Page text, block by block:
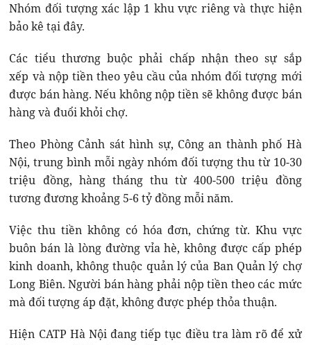
Nhóm đối tượng xác lập 1 khu vực riêng và thực hiện
bảo kê tại đây.
Các tiểu thương buộc phải chấp nhận theo sự sắp
xếp và nộp tiền theo yêu cầu của nhóm đối tượng mới
được bán hàng. Nếu không nộp tiền sẽ không được bán
hàng và đuổi khỏi chợ.
Theo Phòng Cảnh sát hình sự, Công an thành phố Hà
Nội, trung bình mỗi ngày nhóm đối tượng thu từ 10-30
triệu đồng, hàng tháng thu từ 400-500 triệu đồng
tương đương khoảng 5-6 tỷ đồng mỗi năm.
Việc thu tiền không có hóa đơn, chứng từ. Khu vực
buôn bán là lòng đường vỉa hè, không được cấp phép
kinh doanh, không thuộc quản lý của Ban Quản lý chợ
Long Biên. Người bán hàng phải nộp tiền theo các mức
mà đối tượng áp đặt, không được phép thỏa thuận.
Hiện CATP Hà Nội đang tiếp tục điều tra làm rõ để xử